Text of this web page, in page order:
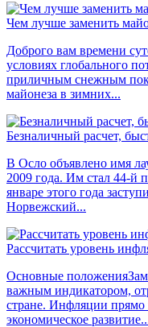
Чем лучше заменить
Доброго вам времени
условиях глобального
приличным снежным
майонеза в зимних...
Безналичный расчет,
В Осло объявлено имя
2009 года. Им стал 44-
январе этого года
Норвежский...
Рассчитать уровень
Основные
важным индикатором,
стране. Инфляции прямо
экономическое